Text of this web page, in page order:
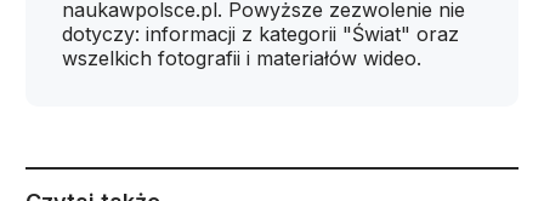
naukawpolsce.pl. Powyższe zezwolenie nie
dotyczy: informacji z kategorii "Świat" oraz
wszelkich fotografii i materiałów wideo.